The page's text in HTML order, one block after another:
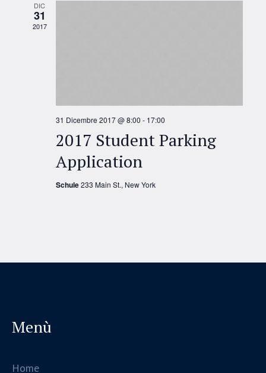
DIC
31
2017
31 Dicembre 2017 @ 8:00 - 17:00
2017 Student Parking
Application
Schule233 Main St., New York
Menù
Home